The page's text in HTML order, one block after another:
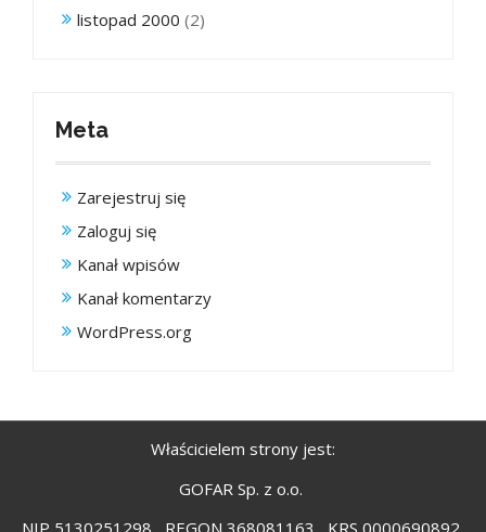
listopad 2000 (2)
Meta
Zarejestruj się
Zaloguj się
Kanał wpisów
Kanał komentarzy
WordPress.org
Właścicielem strony jest:
GOFAR Sp. z o.o.
NIP 5130251298 , REGON 368081163 , KRS 0000690892